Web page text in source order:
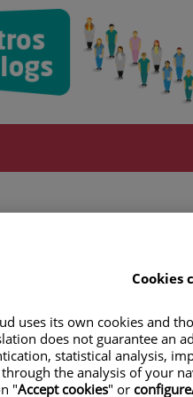
materna es uno de los objetivos
de referencia materno-infantil.
y consejos para amamantar con
Cookies
uses its own cookies and
does not guarantee an
statistical analysis,
the analysis of your
"Accept cookies" or